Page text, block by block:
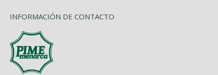
INFORMACIÓN DE CONTACTO